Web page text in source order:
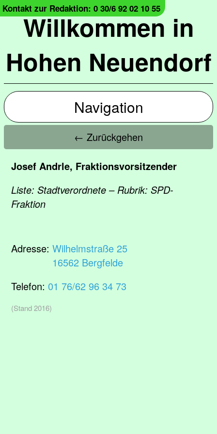
Willkommen in
Hohen Neuendorf
Kontakt zur Redaktion: 0 30/6 92 02 10 55
Navigation
← Zurückgehen
Josef Andrle, Fraktionsvorsitzender
Liste: Stadtverordnete – Rubrik: SPD-
Fraktion
Adresse: Wilhelmstraße 25
16562 Bergfelde
Telefon: 01 76/62 96 34 73
(Stand 2016)